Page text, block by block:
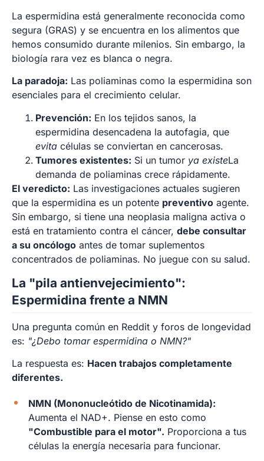
La espermidina está generalmente reconocida como
segura (GRAS) y se encuentra en los alimentos que
hemos consumido durante milenios. Sin embargo, la
biología rara vez es blanca o negra.
La paradoja: Las poliaminas como la espermidina son
esenciales para el crecimiento celular.
Prevención: En los tejidos sanos, la
espermidina desencadena la autofagia, que
evita células se conviertan en cancerosas.
Tumores existentes: Si un tumor ya existeLa
demanda de poliaminas crece rápidamente.
El veredicto: Las investigaciones actuales sugieren
que la espermidina es un potente preventivo agente.
Sin embargo, si tiene una neoplasia maligna activa o
está en tratamiento contra el cáncer, debe consultar
a su oncólogo antes de tomar suplementos
concentrados de poliaminas. No juegue con su salud.
La "pila antienvejecimiento":
Espermidina frente a NMN
Una pregunta común en Reddit y foros de longevidad
es: "¿Debo tomar espermidina o NMN?"
La respuesta es: Hacen trabajos completamente
diferentes.
NMN (Mononucleótido de Nicotinamida):
Aumenta el NAD+. Piense en esto como
"Combustible para el motor". Proporciona a tus
células la energía necesaria para funcionar.